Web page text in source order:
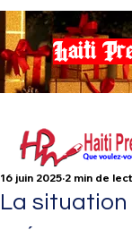
Haiti
La situation
16 juin 2025 2 min de